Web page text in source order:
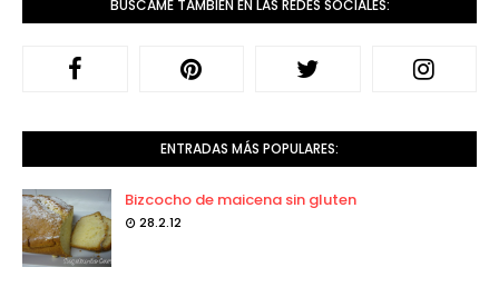
BÚSCAME TAMBIÉN EN LAS REDES SOCIALES:
ENTRADAS MÁS POPULARES:
Bizcocho de maicena sin gluten
28.2.12